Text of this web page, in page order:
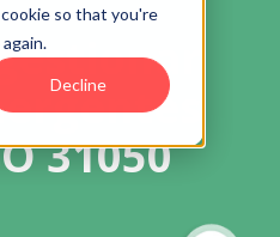
so that you're
Decline
31050